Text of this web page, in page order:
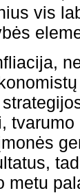
vis
metu